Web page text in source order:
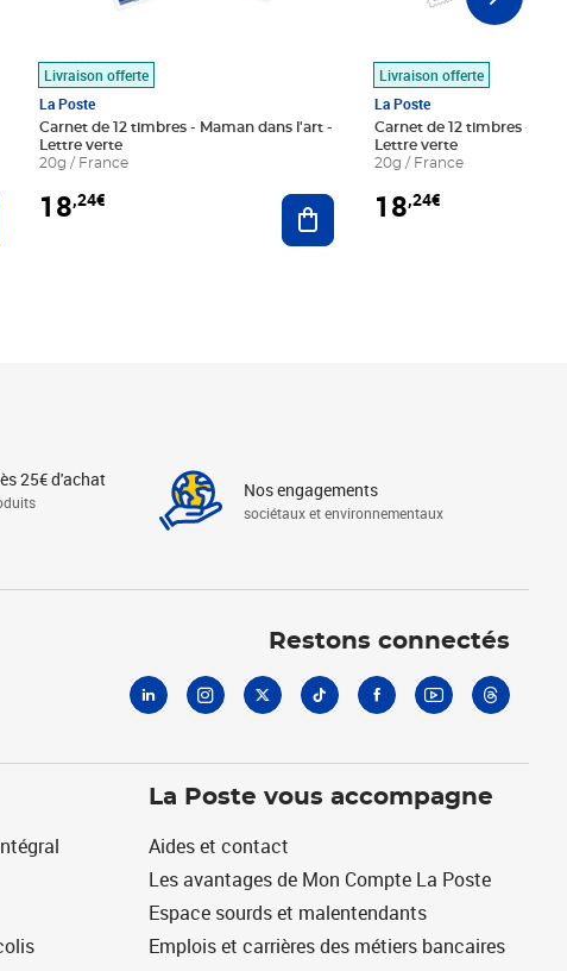
au panier
Livraison offerte
La Poste
Carnet de 12 timbres - Maman dans l'art -
Lettre verte
20g / France
18,24€ Ajouter au panier
Livraison offerte
La Poste
Carnet de 12 timbres - Le
Lettre verte
20g / France
18,24€
25€ d'achat Nos engagements
sociétaux et environnementaux
Restons connectés
La Poste vous accompagne
Aides et contact
Les avantages de Mon Compte La Poste
Espace sourds et malentendants
Emplois et carrières des métiers bancaires